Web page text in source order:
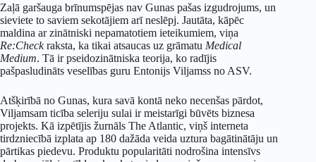
Zaļā garšauga brīnumspējas nav Gunas pašas izgudrojums, un
sieviete to saviem sekotājiem arī neslēpj. Jautāta, kāpēc
maldina ar zinātniski nepamatotiem ieteikumiem, viņa
Re:Checkraksta, ka tikai atsaucas uz grāmatu Medical
Medium. Tā ir pseidozinātniska teorija, ko radījis
pašpasludināts veselības guru Entonijs Viljamss no ASV.
Atšķirībā no Gunas, kura savā kontā neko necenšas pārdot,
Viljamsam ticība seleriju sulai ir meistarīgi būvēts biznesa
projekts. Kā izpētījis žurnāls The Atlantic, viņš interneta
tirdzniecībā izplata ap 180 dažāda veida uztura bagātinātāju un
pārtikas piedevu. Produktu popularitāti nodrošina intensīvs